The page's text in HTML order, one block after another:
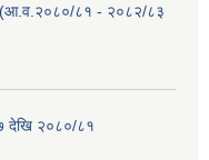
(आ.व.२०८०/८१ - २०८२/८३
देखि २०८०/८१